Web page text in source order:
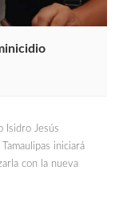
Isidro Jesús
iniciará
con la nueva